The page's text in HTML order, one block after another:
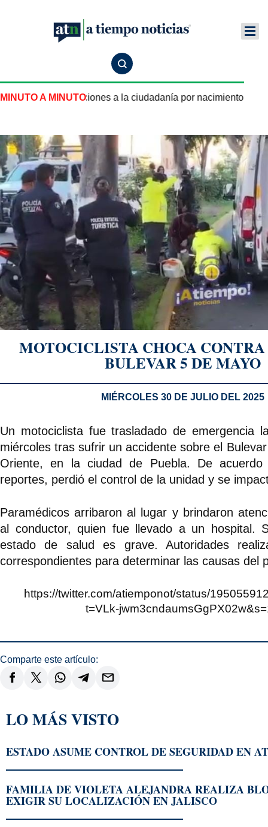
MINUTO A MINUTO
nuevas restricciones a la ciudadanía por nacimiento en
MOTOCICLISTA CHOCA
BULEVAR 5 DE MAYO
MIÉRCOLES 30 DE JULIO DEL 2025
Un motociclista fue trasladado de emergencia
miércoles tras sufrir un accidente sobre el
Oriente, en la ciudad de Puebla. De
reportes, perdió el control de la unidad y se
Paramédicos arribaron al lugar y brindaron
al conductor, quien fue llevado a un hospital.
estado de salud es grave. Autoridades
correspondientes para determinar las causas del
https://twitter.com/atiemponot/status/
t=VLk-
Comparte este artículo:
LO MÁS VISTO
ESTADO ASUME CONTROL DE SEGURIDAD EN
FAMILIA DE VIOLETA ALEJANDRA REALIZA
EXIGIR SU LOCALIZACIÓN EN JALISCO